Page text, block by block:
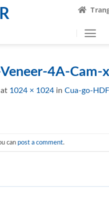
4A-Cam-
at 1024 × 1024 in Cua-go-
can post a comment.